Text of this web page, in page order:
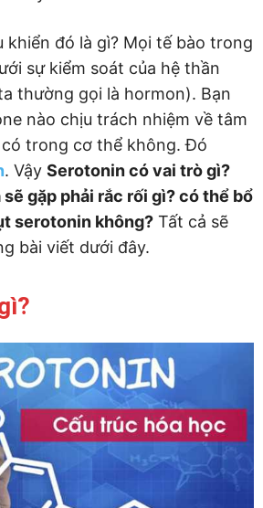
khiển đó là gì? Mọi tế bào trong
sự kiểm soát của hệ thần
thường gọi là hormon). Bạn
nào chịu trách nhiệm về tâm
trong cơ thể không. Đó
. Vậy Serotonin có vai trò gì?
gặp phải rắc rối gì? có thể bổ
serotonin không? Tất cả sẽ
bài viết dưới đây.